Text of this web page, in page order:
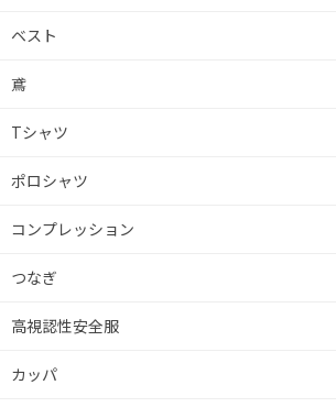
ベスト
鳶
Tシャツ
ポロシャツ
コンプレッション
つなぎ
高視認性安全服
カッパ